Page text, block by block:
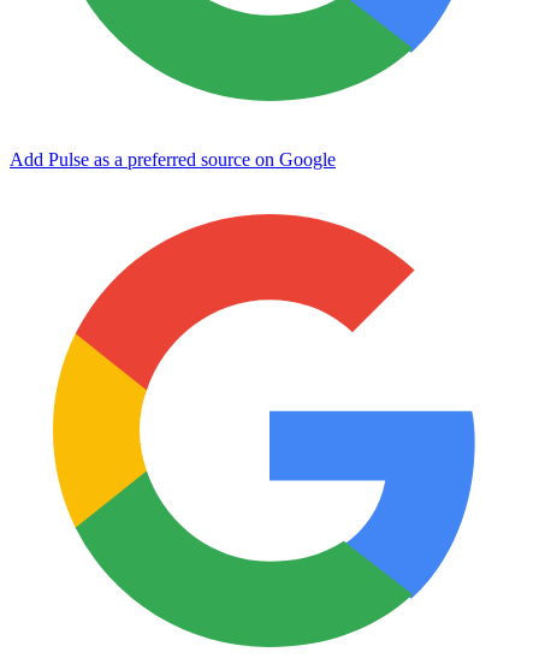
Add Pulse as a preferred source on Google